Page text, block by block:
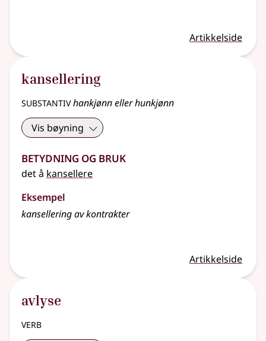
Artikkelside
kansellering
substantivhankjønn eller hunkjønn
Vis bøyning
Betydning og bruk
det å kansellere
Eksempel
kansellering av kontrakter
Artikkelside
avlyse
verb